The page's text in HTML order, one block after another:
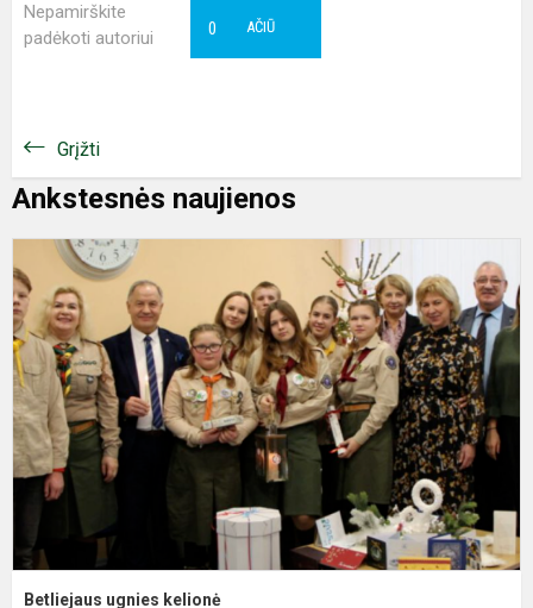
Nepamirškite
padėkoti autoriui
AČIŪ
0
Grįžti
Ankstesnės naujienos
Betliejaus ugnies kelionė